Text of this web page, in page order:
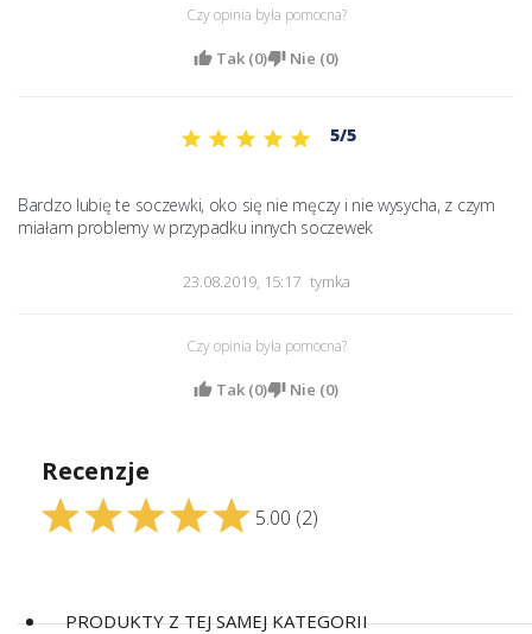
Czy opinia była pomocna?
Tak (0) Nie (0)
5/5
Bardzo lubię te soczewki, oko się nie męczy i nie wysycha, z czym
miałam problemy w przypadku innych soczewek
23.08.2019, 15:17 tymka
Czy opinia była pomocna?
Tak (0) Nie (0)
Recenzje
5.00 (2)
PRODUKTY Z TEJ SAMEJ KATEGORII